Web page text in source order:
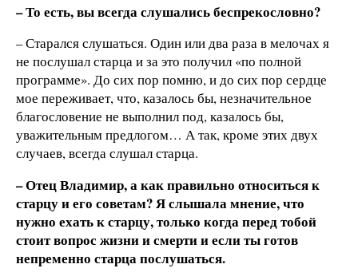
– То есть, вы всегда слушались беспрекословно?
– Старался слушаться. Один или два раза в мелочах я
не послушал старца и за это получил «по полной
программе». До сих пор помню, и до сих пор сердце
мое переживает, что, казалось бы, незначительное
благословение не выполнил под, казалось бы,
уважительным предлогом… А так, кроме этих двух
случаев, всегда слушал старца.
– Отец Владимир, а как правильно относиться к
старцу и его советам? Я слышала мнение, что
нужно ехать к старцу, только когда перед тобой
стоит вопрос жизни и смерти и если ты готов
непременно старца послушаться.